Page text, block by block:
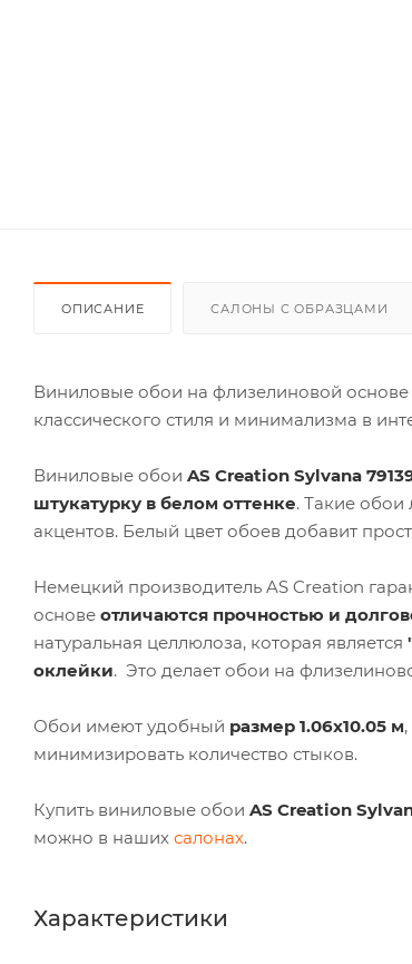
ОПИСАНИЕ САЛОНЫ С ОБРАЗЦАМИ
Виниловые обои на флизелиновой основе
классического стиля и минимализма в
Виниловые обои AS Creation Sylvana
штукатурку в белом оттенке. Такие обои
акцентов. Белый цвет обоев добавит
Немецкий производитель AS Creation
основе отличаются прочностью и
натуральная целлюлоза, которая является
оклейки. Это делает обои на
Обои имеют удобный размер 1.06x10.05 м
минимизировать количество стыков.
Купить виниловые обои AS Creation
можно в наших салонах.
Характеристики